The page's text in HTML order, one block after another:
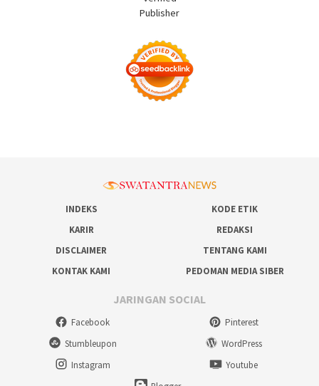
INDEKS
KODE ETIK
KARIR
REDAKSI
DISCLAIMER
TENTANG KAMI
KONTAK KAMI
PEDOMAN MEDIA SIBER
JARINGAN SOCIAL
Facebook
Pinterest
Stumbleupon
WordPress
Instagram
Youtube